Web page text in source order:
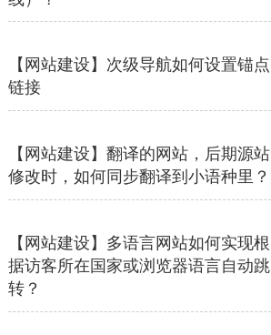
【网站建设】次级导航如何设置锚点
链接
【网站建设】翻译的网站，后期源站
修改时，如何同步翻译到小语种里？
【网站建设】多语言网站如何实现根
据访客所在国家或浏览器语言自动跳
转？